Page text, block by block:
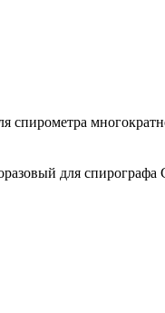
спирометра
для